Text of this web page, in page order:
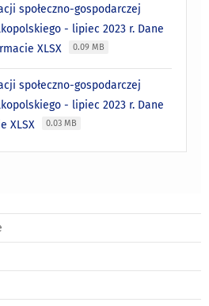
społeczno-gospodarczej
- lipiec 2023 r. Dane
XLSX
0.09 MB
społeczno-gospodarczej
- lipiec 2023 r. Dane
XLSX
0.03 MB